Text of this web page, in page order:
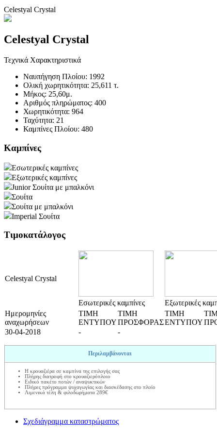
Celestyal Crystal
Celestyal Crystal
Τεχνικά Χαρακτηριστικά
Ναυπήγηση Πλοίου: 1992
Ολική χωρητικότητα: 25,611 τ.
Μήκος: 25,60μ.
Αριθμός πληρώματος: 400
Χωρητικότητα: 964
Ταχύτητα: 21
Καμπίνες Πλοίου: 480
Καμπίνες
Εσωτερικές καμπίνες
Εξωτερικές καμπίνες
Junior Σουίτα με μπαλκόνι
Σουίτα
Σουίτα με μπαλκόνι
Imperial Σουίτα
Τιμοκατάλογος
Celestyal Crystal
Εσωτερικές καμπίνες
Εξωτερικές
Ημερομηνίες
αναχωρήσεων
ΤΙΜΗ
ΕΝΤΥΠΟΥ
ΤΙΜΗ
ΠΡΟΣΦΟΡΑΣ
ΤΙΜΗ
ΕΝΤΥΠΟΥ
30-04-2018
- -
Περιλαμβάνονται
Η κρουαζιέρα σε καμπίνα της επιλογής σας
Πλήρης διατροφή στο κρουαζιερόπλοιο
Ειδικό πακέτο ποτών / αναψυκτικών
Πλήρες πρόγραμμα ψυχαγωγίας και διασκέδασης στο πλοίο
Λιμενικά τέλη & φιλοδωρήματα 289€
Σχεδιάγραμμα καταστρώματος